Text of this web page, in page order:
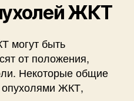
ЖКТ
могут быть
от положения,
Некоторые общие
ЖКТ,